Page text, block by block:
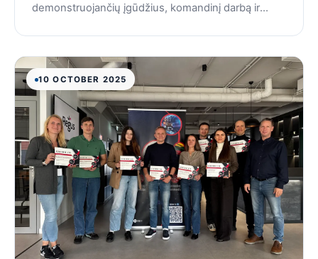
demonstruojančių įgūdžius, komandinį darbą ir
10 OCTOBER 2025